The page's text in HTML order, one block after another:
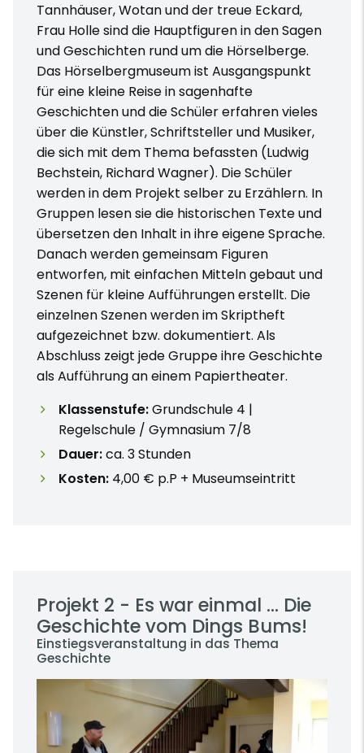
Tannhäuser, Wotan und der treue Eckard,
Frau Holle sind die Hauptfiguren in den Sagen
und Geschichten rund um die Hörselberge.
Das Hörselbergmuseum ist Ausgangspunkt
für eine kleine Reise in sagenhafte
Geschichten und die Schüler erfahren vieles
über die Künstler, Schriftsteller und Musiker,
die sich mit dem Thema befassten (Ludwig
Bechstein, Richard Wagner). Die Schüler
werden in dem Projekt selber zu Erzählern. In
Gruppen lesen sie die historischen Texte und
übersetzen den Inhalt in ihre eigene Sprache.
Danach werden gemeinsam Figuren
entworfen, mit einfachen Mitteln gebaut und
Szenen für kleine Aufführungen erstellt. Die
einzelnen Szenen werden im Skriptheft
aufgezeichnet bzw. dokumentiert. Als
Abschluss zeigt jede Gruppe ihre Geschichte
als Aufführung an einem Papiertheater.
Klassenstufe:Grundschule 4 |
Regelschule / Gymnasium 7/8
Dauer:ca. 3 Stunden
Kosten: 4,00 € p.P + Museumseintritt
Projekt 2 - Es war einmal ... Die
Geschichte vom Dings Bums!
Einstiegsveranstaltung in das Thema
Geschichte